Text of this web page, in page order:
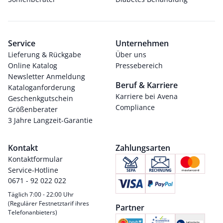
Service
Lieferung & Rückgabe
Online Katalog
Newsletter Anmeldung
Kataloganforderung
Geschenkgutschein
Größenberater
3 Jahre Langzeit-Garantie
Unternehmen
Über uns
Pressebereich
Beruf & Karriere
Karriere bei Avena
Compliance
Kontakt
Kontaktformular
Service-Hotline
0671 - 92 022 022
Täglich 7:00 - 22:00 Uhr
(Regulärer Festnetztarif ihres
Telefonanbieters)
Zahlungsarten
Partner